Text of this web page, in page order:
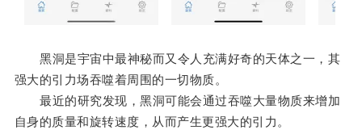
黑洞是宇宙中最神秘而又令人充满好奇的天体之一，其
强大的引力场吞噬着周围的一切物质。
最近的研究发现，黑洞可能会通过吞噬大量物质来增加
自身的质量和旋转速度，从而产生更强大的引力。